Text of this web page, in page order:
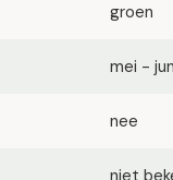
groen
mei -
nee
niet